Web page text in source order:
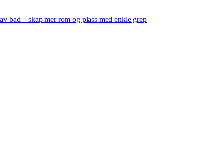
bad – skap mer rom og plass med enkle grep